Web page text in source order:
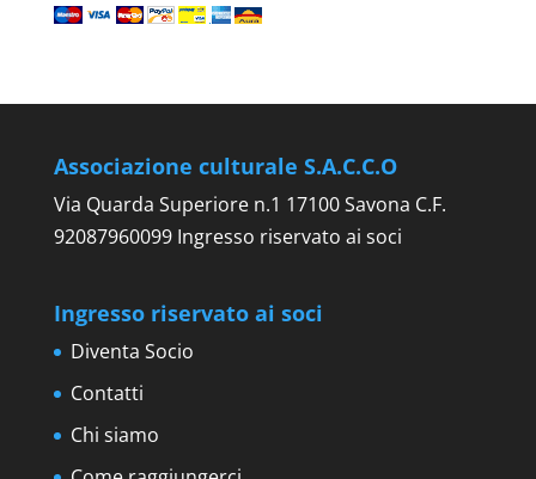
Associazione culturale S.A.C.C.O
Via Quarda Superiore n.1 17100 Savona C.F.
92087960099 Ingresso riservato ai soci
Ingresso riservato ai soci
Diventa Socio
Contatti
Chi siamo